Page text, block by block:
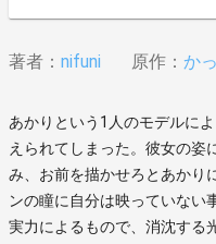
著者： nifuni 原作： か
あかりという1人のモデルに
えられてしまった。彼女の姿
み、お前を描かせろとあかり
ンの瞳に自分は映っていない
実力によるもので、消沈する